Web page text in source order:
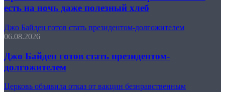
есть на ночь даже полезный хлеб
Джо Байден готов стать президентом-долгожителем
06.08.2026
Джо Байден готов стать президентом-
долгожителем
Церковь объявила отказ от вакцин безнравственным